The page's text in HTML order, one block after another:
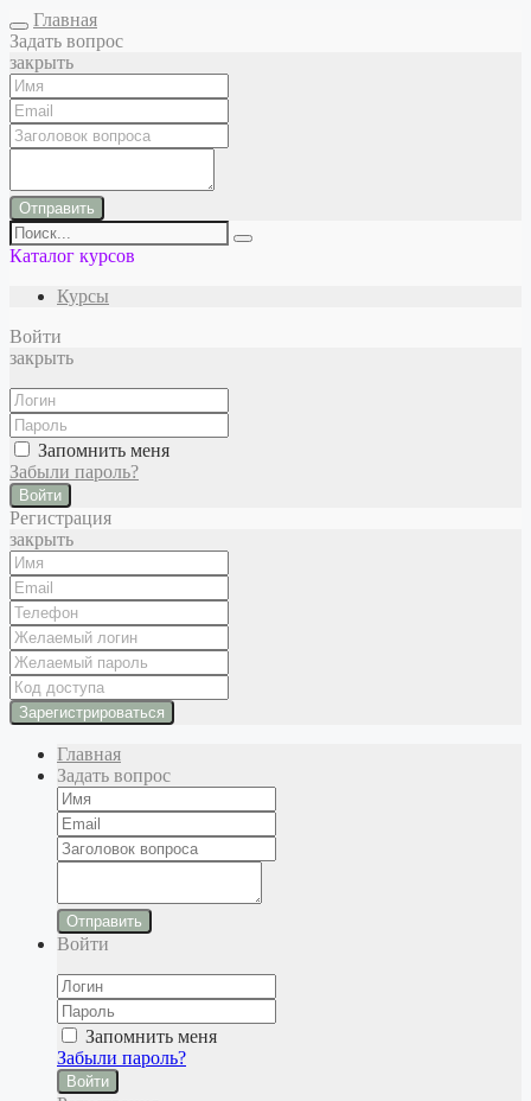
Главная
Задать вопрос
закрыть
Отправить
Каталог курсов
Курсы
Войти
закрыть
Запомнить меня
Забыли пароль?
Войти
Регистрация
закрыть
Главная
Задать вопрос
Отправить
Войти
Запомнить меня
Забыли пароль?
Войти